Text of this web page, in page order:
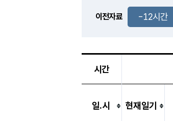
-
이전자료 -12시간
시간
일.시 현재일기